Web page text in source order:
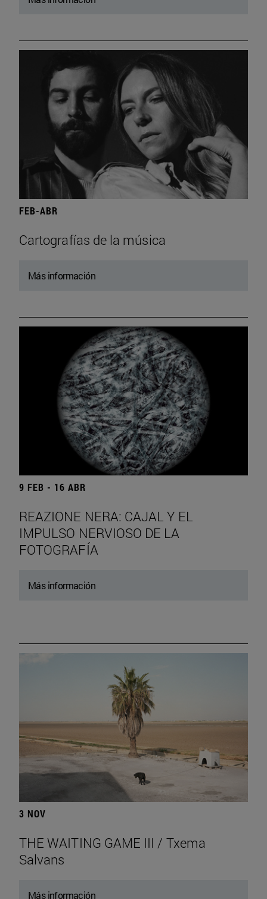
FEB-ABR
Cartografías de la música
Más información
9 FEB - 16 ABR
REAZIONE NERA: CAJAL Y EL
IMPULSO NERVIOSO DE LA
FOTOGRAFÍA
Más información
3 NOV
THE WAITING GAME III / Txema
Salvans
Más información